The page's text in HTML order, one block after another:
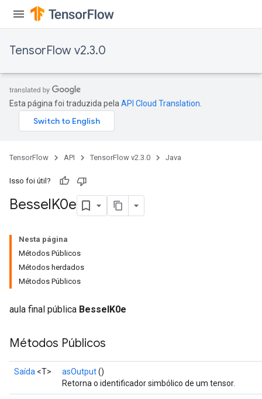
TensorFlow v2.3.0
Esta página foi traduzida pela API Cloud Translation
TensorFlow API TensorFlow v2.3.0 Java
Isso foi útil?
BesselK0e
Nesta página
Métodos Públicos
Métodos herdados
Métodos Públicos
aula final pública BesselK0e
Métodos Públicos
Saída <T> asOutput()
Retorna o identificador simbólico de um tensor.